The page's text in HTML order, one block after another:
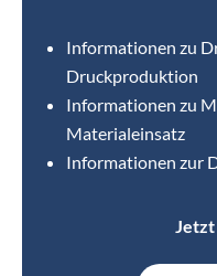
Informationen zu
Druckproduktion
Informationen zu
Materialeinsatz
Informationen zur